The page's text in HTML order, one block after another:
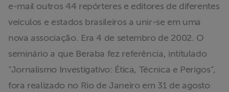
Doe para
ABRAJI
exclusivo para
associados
e-mail outros 44 repórteres e editores de diferentes
veículos e estados brasileiros a unir-se em uma
nova associação. Era 4 de setembro de 2002. O
seminário a que Beraba fez referência, intitulado
“Jornalismo Investigativo: Ética, Técnica e Perigos”,
fora realizado no Rio de Janeiro em 31 de agosto